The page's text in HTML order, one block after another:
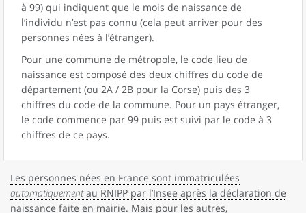
à 99) qui indiquent que le mois de naissance de
l’individu n’est pas connu (cela peut arriver pour des
personnes nées à l’étranger).
Pour une commune de métropole, le code lieu de
naissance est composé des deux chiffres du code de
département (ou 2A / 2B pour la Corse) puis des 3
chiffres du code de la commune. Pour un pays étranger,
le code commence par 99 puis est suivi par le code à 3
chiffres de ce pays.
Les personnes nées en France sont immatriculées
automatiquementau RNIPP par l’Insee après la déclaration de
naissance faite en mairie. Mais pour les autres,